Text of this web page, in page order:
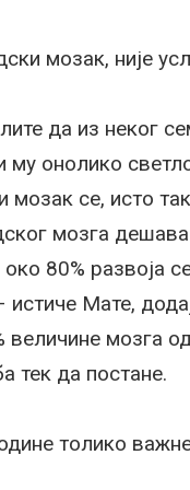
мозак, није
да из неког
онолико
се, исто
мозга дешава
80% развоја
Мате,
мозга
тек да постане.
толико